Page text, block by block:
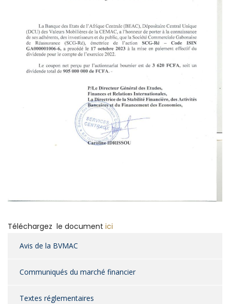
Téléchargez le document ici
Avis de la BVMAC
Communiqués du marché financier
Textes réglementaires